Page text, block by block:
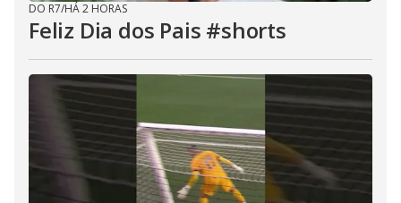
DO R7/HÁ 2 HORAS
Feliz Dia dos Pais #shorts